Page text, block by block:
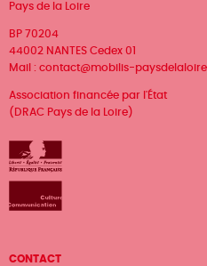
Pays de la Loire
BP 70204
44002 NANTES Cedex 01
Mail : contact@mobilis-
Association financée par l'État
(DRAC Pays de la Loire)
CONTACT